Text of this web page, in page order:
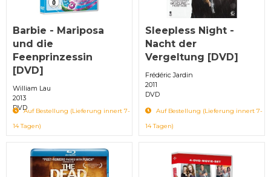
Barbie - Mariposa
und die
Feenprinzessin
[DVD]
William Lau
2013
DVDAuf Bestellung (Lieferung innert 7-
14 Tagen)
Sleepless Night -
Nacht der
Vergeltung [DVD]
Frédéric Jardin
2011
DVD
Auf Bestellung (Lieferung innert 7-
14 Tagen)